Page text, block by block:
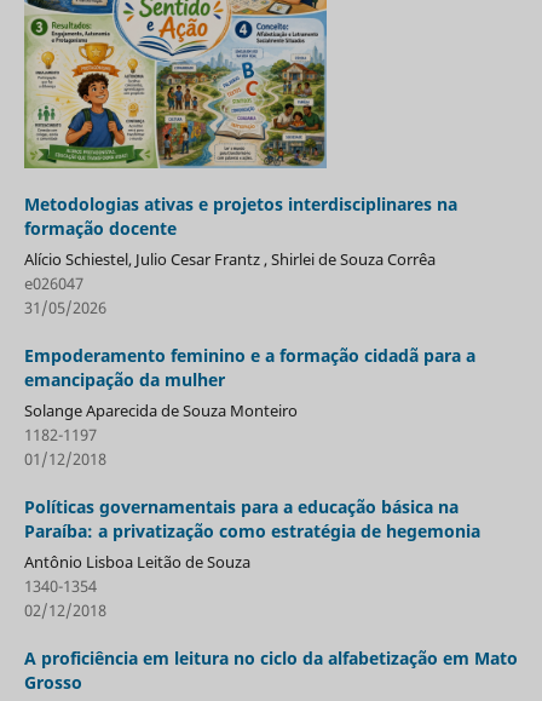
Metodologias ativas e projetos interdisciplinares na
formação docente
Alício Schiestel, Julio Cesar Frantz , Shirlei de Souza Corrêa
e026047
31/05/2026
Empoderamento feminino e a formação cidadã para a
emancipação da mulher
Solange Aparecida de Souza Monteiro
1182-1197
01/12/2018
Políticas governamentais para a educação básica na
Paraíba: a privatização como estratégia de hegemonia
Antônio Lisboa Leitão de Souza
1340-1354
02/12/2018
A proficiência em leitura no ciclo da alfabetização em Mato
Grosso